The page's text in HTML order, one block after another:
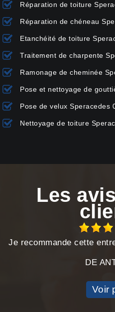
Réparation de toiture
Réparation de chéneau
Etanchéité de toiture
Traitement de charpente
Ramonage de cheminée
Pose et nettoyage de
Pose de velux Speracedes
Nettoyage de toiture
Les
Je recommande cette
DE
Voir